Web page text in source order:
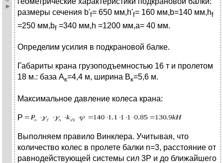
размеры сечения b'f= 650 мм,h'f= 160 мм,b=140 мм,hf
=250 мм,bf =340 мм,h =1200 мм,a= 40 мм.
Определим усилия в подкрановой балке.
Габариты крана грузоподъемностью 16 т и пролетом
18 м.: база Ак=4,4 м, ширина Вк=5,6 м.
Максимальное давление колеса крана:
Р
Выполняем правило Винклера. Учитывая, что
количество колес в пролете балки n=3, расстояние от
равнодействующей системы сил 3Р и до ближайшего